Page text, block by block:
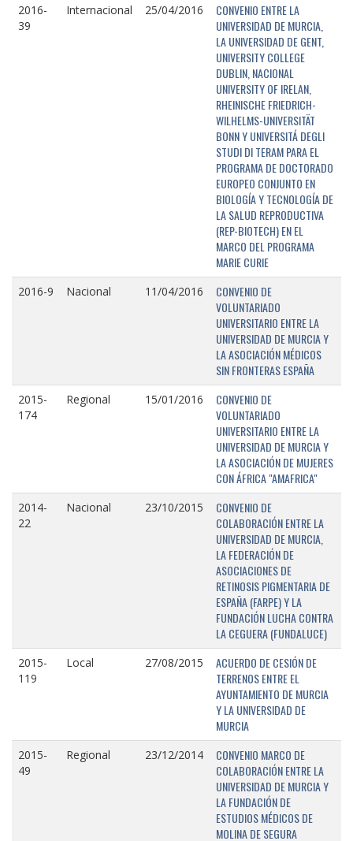
2016-
39
Internacional 25/04/2016
CONVENIO ENTRE LA
UNIVERSIDAD DE MURCIA,
LA UNIVERSIDAD DE GENT,
UNIVERSITY COLLEGE
DUBLIN, NACIONAL
UNIVERSITY OF IRELAN,
RHEINISCHE FRIEDRICH-
WILHELMS-UNIVERSITÄT
BONN Y UNIVERSITÁ DEGLI
STUDI DI TERAM PARA EL
PROGRAMA DE DOCTORADO
EUROPEO CONJUNTO EN
BIOLOGÍA Y TECNOLOGÍA DE
LA SALUD REPRODUCTIVA
(REP-BIOTECH) EN EL
MARCO DEL PROGRAMA
MARIE CURIE
2016-9 Nacional 11/04/2016
CONVENIO DE
VOLUNTARIADO
UNIVERSITARIO ENTRE LA
UNIVERSIDAD DE MURCIA Y
LA ASOCIACIÓN MÉDICOS
SIN FRONTERAS ESPAÑA
2015-
174
Regional 15/01/2016
CONVENIO DE
VOLUNTARIADO
UNIVERSITARIO ENTRE LA
UNIVERSIDAD DE MURCIA Y
LA ASOCIACIÓN DE MUJERES
CON ÁFRICA "AMAFRICA"
2014-
22
Nacional 23/10/2015
CONVENIO DE
COLABORACIÓN ENTRE LA
UNIVERSIDAD DE MURCIA,
LA FEDERACIÓN DE
ASOCIACIONES DE
RETINOSIS PIGMENTARIA DE
ESPAÑA (FARPE) Y LA
FUNDACIÓN LUCHA CONTRA
LA CEGUERA (FUNDALUCE)
2015-
119
Local 27/08/2015
ACUERDO DE CESIÓN DE
TERRENOS ENTRE EL
AYUNTAMIENTO DE MURCIA
Y LA UNIVERSIDAD DE
MURCIA
2015-
49
Regional 23/12/2014
CONVENIO MARCO DE
COLABORACIÓN ENTRE LA
UNIVERSIDAD DE MURCIA Y
LA FUNDACIÓN DE
ESTUDIOS MÉDICOS DE
MOLINA DE SEGURA